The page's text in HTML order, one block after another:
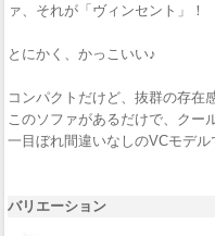
ァ、それが「ヴィンセント」！
とにかく、かっこいい♪
コンパクトだけど、抜群の存在
このソファがあるだけで、クー
一目ぼれ間違いなしのVCモデ
バリエーション